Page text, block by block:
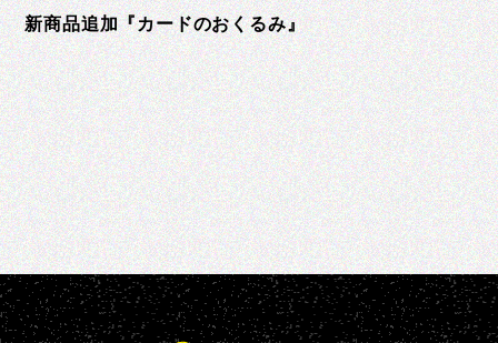
新商品追加『カードのおくるみ』